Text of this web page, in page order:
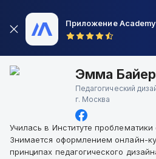
Приложение
Эмма Байер
Педагогический
г. Москва
Училась в Институте
Знимается оформлением онлайн-
принципах педагогического